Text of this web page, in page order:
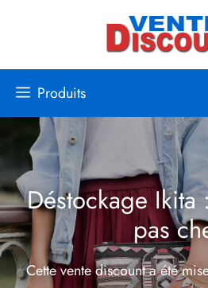
Produits
Déstockage
pas
Cette vente discount a été